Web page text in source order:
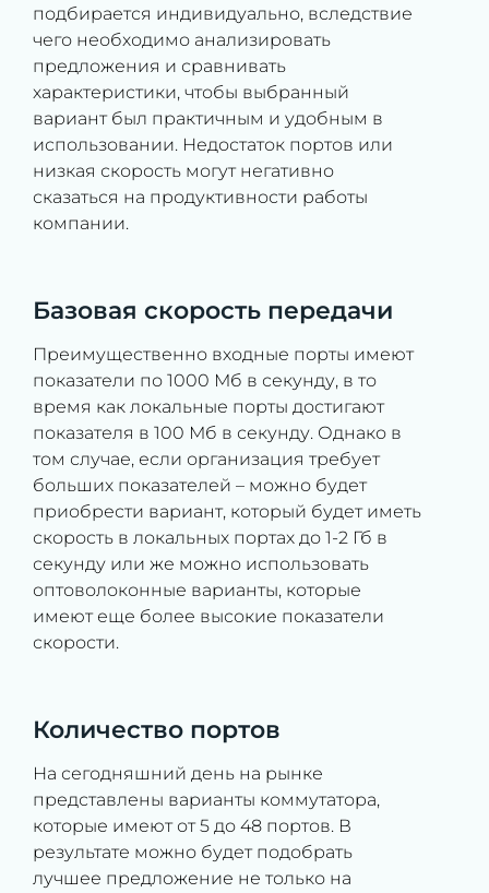
подбирается индивидуально, вследствие
чего необходимо анализировать
предложения и сравнивать
характеристики, чтобы выбранный
вариант был практичным и удобным в
использовании. Недостаток портов или
низкая скорость могут негативно
сказаться на продуктивности работы
компании.
Базовая скорость передачи
Преимущественно входные порты имеют
показатели по 1000 Мб в секунду, в то
время как локальные порты достигают
показателя в 100 Мб в секунду. Однако в
том случае, если организация требует
больших показателей – можно будет
приобрести вариант, который будет иметь
скорость в локальных портах до 1-2 Гб в
секунду или же можно использовать
оптоволоконные варианты, которые
имеют еще более высокие показатели
скорости.
Количество портов
На сегодняшний день на рынке
представлены варианты коммутатора,
которые имеют от 5 до 48 портов. В
результате можно будет подобрать
лучшее предложение не только на